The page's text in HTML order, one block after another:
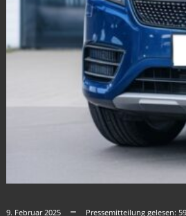
9. Februar 2025 Pressemitteilung gelesen: